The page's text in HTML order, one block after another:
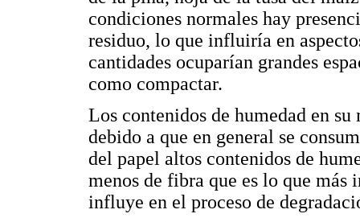
condiciones normales hay
residuo, lo que influiría en
cantidades ocuparían grandes
como compactar.
Los contenidos de humedad en
debido a que en general se
del papel altos contenidos de
menos de fibra que es lo que más
influye en el proceso de